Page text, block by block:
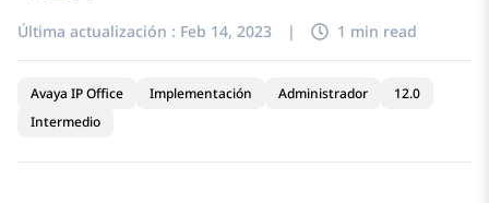
Última actualización : Feb 14, 2023 | 1 min read
Avaya IP Office Implementación Administrador
12.0
Intermedio